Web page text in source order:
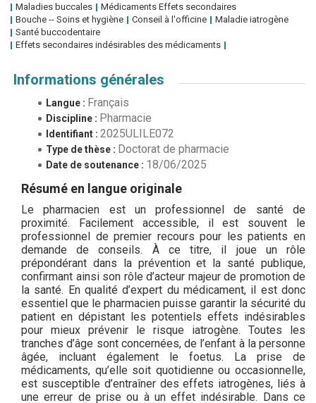
Maladies buccales
Médicaments‎ Effets secondaires
Bouche -- Soins et hygiène
Conseil à l'officine
Maladie iatrogène
Santé buccodentaire
Effets secondaires indésirables des médicaments
Informations générales
Langue : Français
Discipline : Pharmacie
Identifiant : 2025ULILE072
Type de thèse : Doctorat de pharmacie
Date de soutenance : 18/06/2025
Résumé en langue originale
Le pharmacien est un professionnel de santé de
proximité. Facilement accessible, il est souvent le
professionnel de premier recours pour les patients en
demande de conseils. À ce titre, il joue un rôle
prépondérant dans la prévention et la santé publique,
confirmant ainsi son rôle d’acteur majeur de promotion de
la santé. En qualité d’expert du médicament, il est donc
essentiel que le pharmacien puisse garantir la sécurité du
patient en dépistant les potentiels effets indésirables
pour mieux prévenir le risque iatrogène. Toutes les
tranches d’âge sont concernées, de l’enfant à la personne
âgée, incluant également le foetus. La prise de
médicaments, qu’elle soit quotidienne ou occasionnelle,
est susceptible d’entraîner des effets iatrogènes, liés à
une erreur de prise ou à un effet indésirable. Dans ce